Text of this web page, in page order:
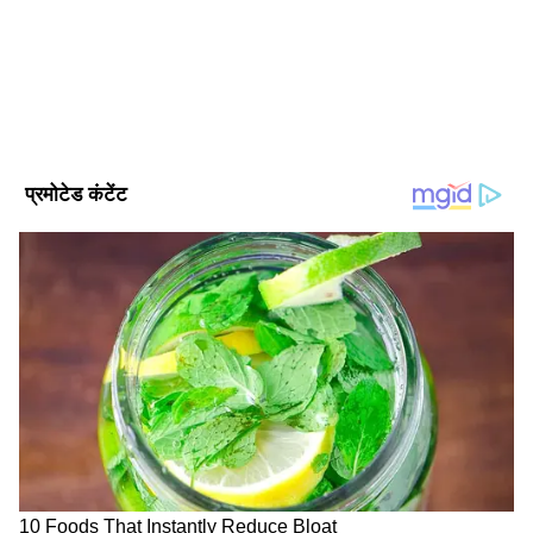
DOWNLOAD APP